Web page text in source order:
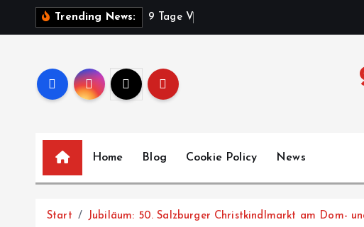
Trending News: 9 ag e Vo
Home Blog Cookie Policy News
Start Jubiläum: 50. Salzburger Christkindlmarkt am Dom-